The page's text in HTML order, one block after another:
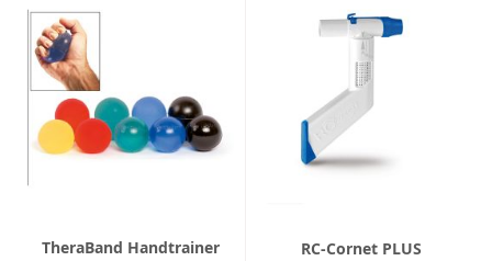
TheraBand Handtrainer
RC-Cornet PLUS